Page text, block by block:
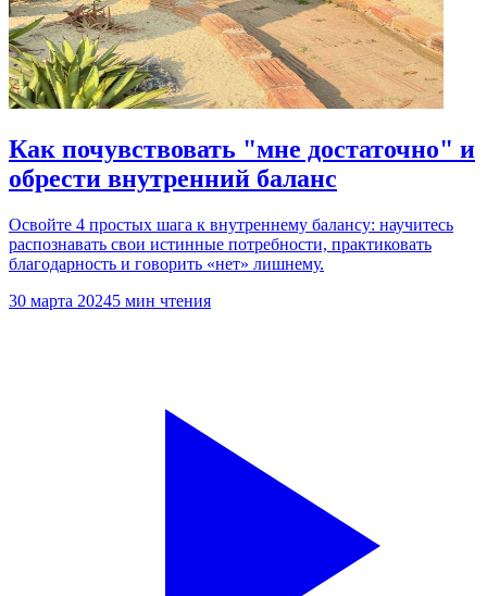
Как почувствовать "мне достаточно" и
обрести внутренний баланс
Освойте 4 простых шага к внутреннему балансу: научитесь
распознавать свои истинные потребности, практиковать
благодарность и говорить «нет» лишнему.
30 марта 20245 мин чтения